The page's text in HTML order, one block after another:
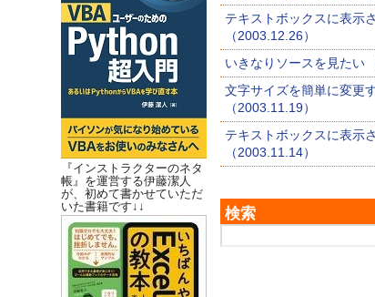
『インストラクターのネタ
帳』を運営する伊藤潔人
が、初めて書かせていただ
いた書籍です↓↓
テキストボックスに表示
（2003.12.26）
いきなりソースを見たい
文字サイズを簡単に変更
（2003.11.19）
テキストボックスに表示
（2003.11.14）
検索